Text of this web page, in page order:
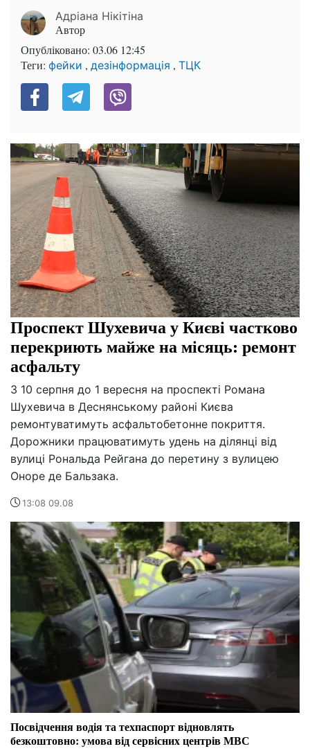
Адріана Нікітіна
Автор
Опубліковано: 03.06 12:45
Теги: фейки , дезінформація , ТЦК
Проспект Шухевича у Києві частково
перекриють майже на місяць: ремонт
асфальту
З 10 серпня до 1 вересня на проспекті Романа
Шухевича в Деснянському районі Києва
ремонтуватимуть асфальтобетонне покриття.
Дорожники працюватимуть удень на ділянці від
вулиці Рональда Рейгана до перетину з вулицею
Оноре де Бальзака.
13:08 09.08
Посвідчення водія та техпаспорт відновлять
безкоштовно: умова від сервісних центрів МВС